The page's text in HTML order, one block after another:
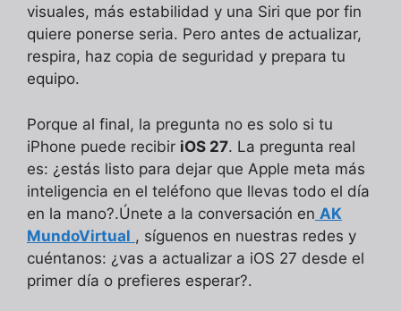
visuales, más estabilidad y una Siri que por fin
quiere ponerse seria. Pero antes de actualizar,
respira, haz copia de seguridad y prepara tu
equipo.
Porque al final, la pregunta no es solo si tu
iPhone puede recibir iOS 27. La pregunta real
es: ¿estás listo para dejar que Apple meta más
inteligencia en el teléfono que llevas todo el día
en la mano?.Únete a la conversación en AK
MundoVirtual , síguenos en nuestras redes y
cuéntanos: ¿vas a actualizar a iOS 27 desde el
primer día o prefieres esperar?.